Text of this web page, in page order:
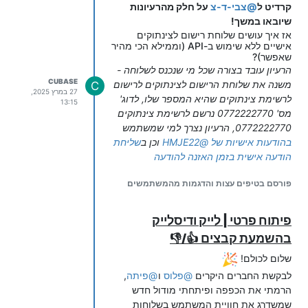
שלוחה0/0/ ) ושנו את ההגדרות בקובץ
ext.iniשלה לקוד הבא:
tzintuk_end=hangup
למראה מקצועי:
מומלץ להשתיק
בשלוחה זו את הודעת המערכתM3338
("הצינתוק הופעל בהצלחה") על ידי העלאת
בשם זה לשלוחה.
איך משתמשים בזה ביומיום?
ברגע שסיימתם להגדיר, חוויית החיוג שלכם
תהיה פשוטה ומהירה:
אתם מתקשרים למערכת שלכם
מהטלפון הנייד ונכנסים לשלוחת החיוג
שלכם (בדוגמה0/0/
).
להודעה
control_play9=send_api
בדוגמא הבאה המאזין יעבור להקלטת
ההודעה בעת ההקשה על
control_play_moreA4=send_api
לעוד אפשרויות כנסולכאן
כעת יש להגדיר את הלינק ל-API ואת
הסיסמה של המערכת שלכם:
api_add_0=pass=סיסמה
עד כאן כל ההגדרות חובה!, אם אתם
מכניסים את ההגדרות בוואטסאפ פון אז זה
מספיק, אם אתם מכניסים את ההגדרות
בוואטסאפ פון שעשיתם בו שינויים בקשר
להודעות אישיות או שאתם מעוניינים לעשות
שינויים בזיהוי שישלח הצינתוק או באורך
הצינתוק - תצטרכו להמשיך...
קרדיט ל@צבי-ד-צ על חלק מהרעיונות
שיובאו במשך!
אז איך עושים שלוחת רישום לצינתוקים
אישיים ללא שימוש ב-API (וממילא הכי מהיר
שאפשר)?
הרעיון עובד בצורה שכל מי שנכנס לשלוחה -
משנה את שלוחת הרישום לצינתוקים לרישום
לרשימת צינתוקים שהיא המספר שלו, לדוג'
מס' 0772222770 נרשם לרשימת צינתוקים
0772222770, הרעיון נצרך למי שמשתמש
בהודעות אישיות של @
HMJE22 וכן בשליחת
הודעה אישית בזמן האזנה להודעה
שלוחת מעבר לשלוחה של שינוי רשימת
שלוחה0/3/
)
בשלוחה 0/3/ - שינוי רשימת
הצינתוקים למספר הטלפון
שלוחה Bבשלוחה
כניסות לשלוחהA
שלוחהCבשלוחה0/3/
- רישום
לצינתוקים בפועל
פורסם בטיפים עצות והדגמות מהמשתמשים
C
CUBASE
13:15
פיתוח פרטי | לייק ודיסלייק
בהשמעת קבצים 👍/👎
שלום לכולם!
לבקשת החברים היקרים @פלוס ו@פיתה,
הרמתי את הכפפה ופיתחתי מודול חדש
שמשדרג את חוויית המשתמש בשלוחות